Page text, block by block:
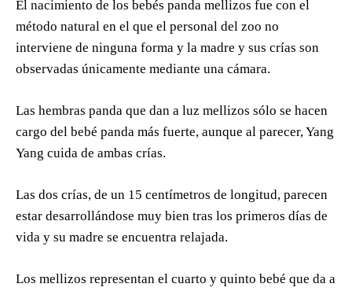
El nacimiento de los bebés panda mellizos fue con el
método natural en el que el personal del zoo no
interviene de ninguna forma y la madre y sus crías son
observadas únicamente mediante una cámara.
Las hembras panda que dan a luz mellizos sólo se hacen
cargo del bebé panda más fuerte, aunque al parecer, Yang
Yang cuida de ambas crías.
Las dos crías, de un 15 centímetros de longitud, parecen
estar desarrollándose muy bien tras los primeros días de
vida y su madre se encuentra relajada.
Los mellizos representan el cuarto y quinto bebé que da a